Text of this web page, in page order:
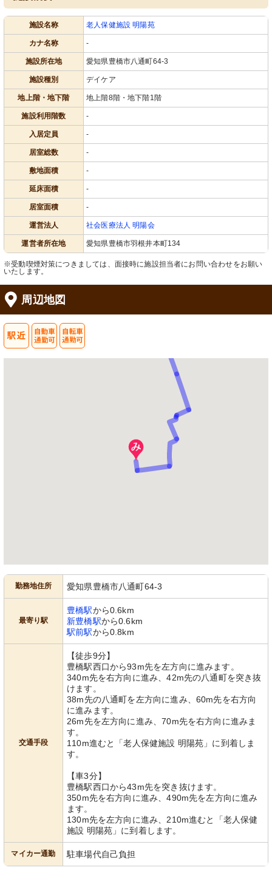
施設名称 老人保健施設 明陽苑
カナ名称 -
施設所在地 愛知県豊橋市八通町64-3
施設種別 デイケア
地上階・地下階 地上階8階・地下階1階
施設利用階数 -
入居定員 -
居室総数 -
敷地面積 -
延床面積 -
居室面積 -
運営法人 社会医療法人 明陽会
運営者所在地 愛知県豊橋市羽根井本町134
※受動喫煙対策につきましては、面接時に施設担当者にお問い合わせをお願い
いたします。
周辺地図
勤務地住所 愛知県豊橋市八通町64-3
最寄り駅
豊橋駅から0.6km
新豊橋駅から0.6km
駅前駅から0.8km
交通手段
【徒歩9分】
豊橋駅西口から93m先を左方向に進みます。
340m先を右方向に進み、42m先の八通町を突き抜
けます。
38m先の八通町を左方向に進み、60m先を右方向
に進みます。
26m先を左方向に進み、70m先を右方向に進みま
す。
110m進むと「老人保健施設 明陽苑」に到着しま
す。
【車3分】
豊橋駅西口から43m先を突き抜けます。
350m先を右方向に進み、490m先を左方向に進み
ます。
130m先を左方向に進み、210m進むと「老人保健
施設 明陽苑」に到着します。
マイカー通勤 駐車場代自己負担